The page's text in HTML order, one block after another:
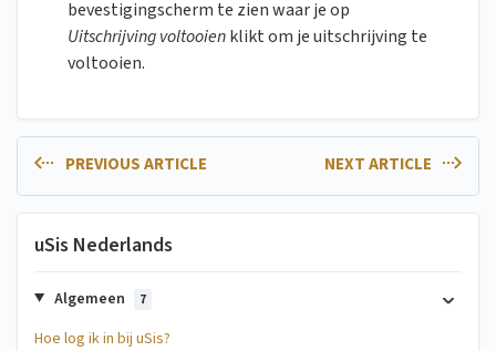
bevestigingscherm te zien waar je op
Uitschrijving voltooienklikt om je uitschrijving te
voltooien.
PREVIOUS ARTICLE NEXT ARTICLE
uSis Nederlands
Algemeen 7
Hoe log ik in bij uSis?